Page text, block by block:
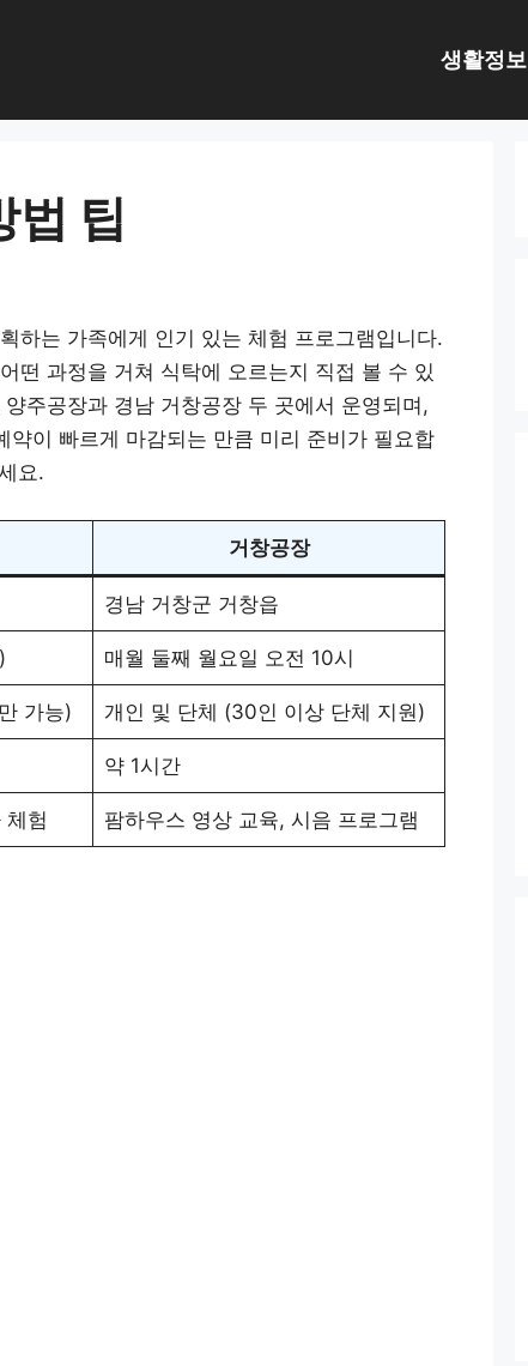
생활정보
법 팁
하는 가족에게 인기 있는 체험 프로그램입니다.
떤 과정을 거쳐 식탁에 오르는지 직접 볼 수 있
주공장과 경남 거창공장 두 곳에서 운영되며,
이 빠르게 마감되는 만큼 미리 준비가 필요합
요.
거창공장
경남 거창군 거창읍
매월 둘째 월요일 오전 10시
가능) 개인 및 단체 (30인 이상 단체 지원)
약 1시간
체험 팜하우스 영상 교육, 시음 프로그램